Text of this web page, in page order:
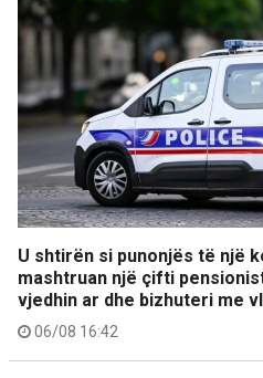
U shtirën si punonjës të një
mashtruan një çifti
vjedhin ar dhe bizhuteri me
06/08 16:42